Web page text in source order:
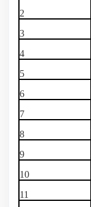
2
3
4
5
6
7
8
9
10
11